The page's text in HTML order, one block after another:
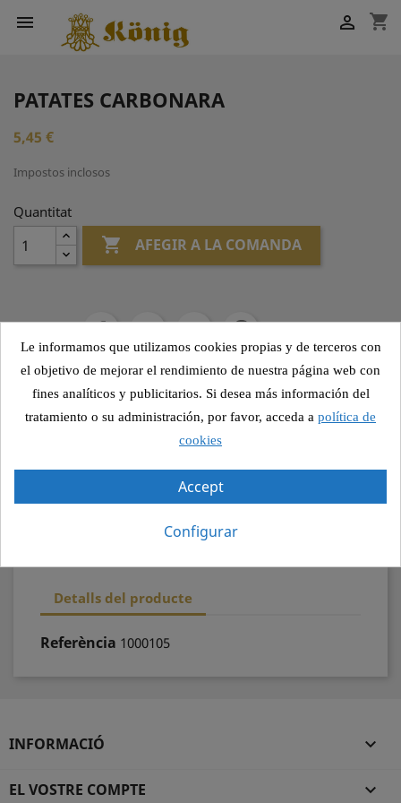
 shopping_cart

PATATES CARBONARA
5,45 €
Impostos inclosos
Quantitat
 AFEGIR A LA COMANDA
Pagament segur
100% qualitat
Detalls del producte
Referència 1000105
INFORMACIÓ 
EL VOSTRE COMPTE 
Le informamos que utilizamos cookies propias y de terceros con
el objetivo de mejorar el rendimiento de nuestra página web con
fines analíticos y publicitarios. Si desea más información del
tratamiento o su administración, por favor, acceda a política de
cookies
Accept
Configurar